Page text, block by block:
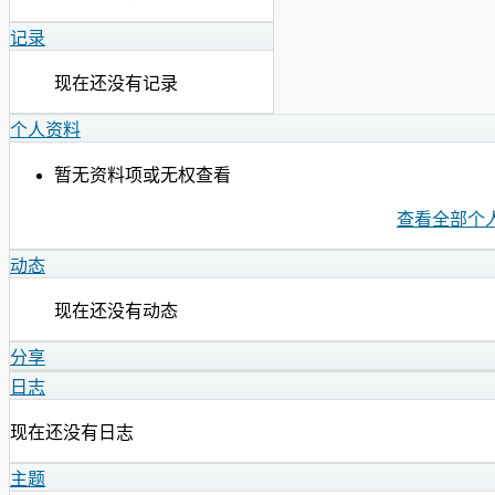
记录
现在还没有记录
个人资料
暂无资料项或无权查看
查看全部个
动态
现在还没有动态
分享
日志
现在还没有日志
主题